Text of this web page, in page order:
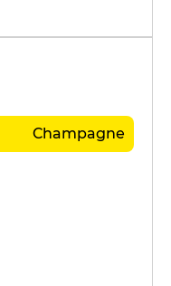
Champagne